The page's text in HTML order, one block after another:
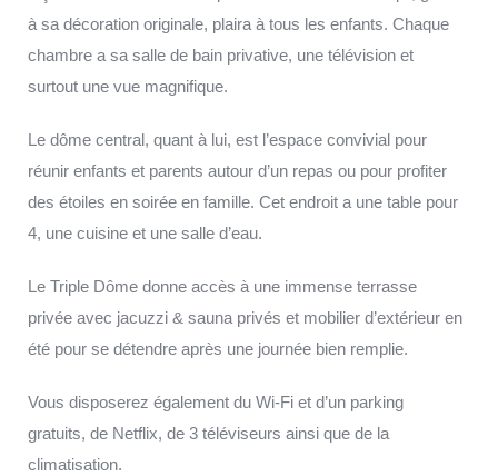
à sa décoration originale, plaira à tous les enfants. Chaque
chambre a sa salle de bain privative, une télévision et
surtout une vue magnifique.
Le dôme central, quant à lui, est l’espace convivial pour
réunir enfants et parents autour d’un repas ou pour profiter
des étoiles en soirée en famille. Cet endroit a une table pour
4, une cuisine et une salle d’eau.
Le Triple Dôme donne accès à une immense terrasse
privée avec jacuzzi & sauna privés et mobilier d’extérieur en
été pour se détendre après une journée bien remplie.
Vous disposerez également du Wi-Fi et d’un parking
gratuits, de Netflix, de 3 téléviseurs ainsi que de la
climatisation.